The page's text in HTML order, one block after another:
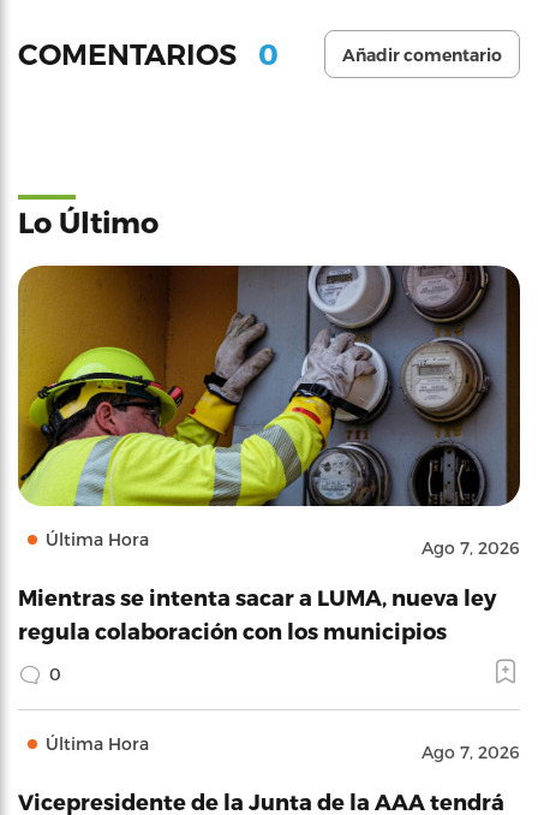
COMENTARIOS 0 Añadir comentario
Lo Último
Última Hora Ago 7, 2026
Mientras se intenta sacar a LUMA, nueva ley
regula colaboración con los municipios
0
Última Hora Ago 7, 2026
Vicepresidente de la Junta de la AAA tendrá